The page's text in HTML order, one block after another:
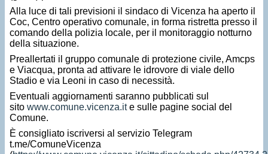
Alla luce di tali previsioni il sindaco di Vicenza ha aperto il
Coc, Centro operativo comunale, in forma ristretta presso il
comando della polizia locale, per il monitoraggio notturno
della situazione.
Preallertati il gruppo comunale di protezione civile, Amcps
e Viacqua, pronta ad attivare le idrovore di viale dello
Stadio e via Leoni in caso di necessità.
Eventuali aggiornamenti saranno pubblicati sul
sito www.comune.vicenza.ite sulle pagine social del
Comune.
È consigliato iscriversi al servizio Telegram
t.me/ComuneVicenza